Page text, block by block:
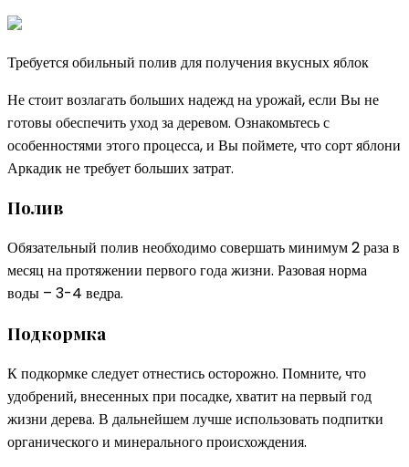
Требуется обильный полив для получения вкусных яблок
Не стоит возлагать больших надежд на урожай, если Вы не
готовы обеспечить уход за деревом. Ознакомьтесь с
особенностями этого процесса, и Вы поймете, что сорт яблони
Аркадик не требует больших затрат.
Полив
Обязательный полив необходимо совершать минимум 2 раза в
месяц на протяжении первого года жизни. Разовая норма
воды – 3-4 ведра.
Подкормка
К подкормке следует отнестись осторожно. Помните, что
удобрений, внесенных при посадке, хватит на первый год
жизни дерева. В дальнейшем лучше использовать подпитки
органического и минерального происхождения.